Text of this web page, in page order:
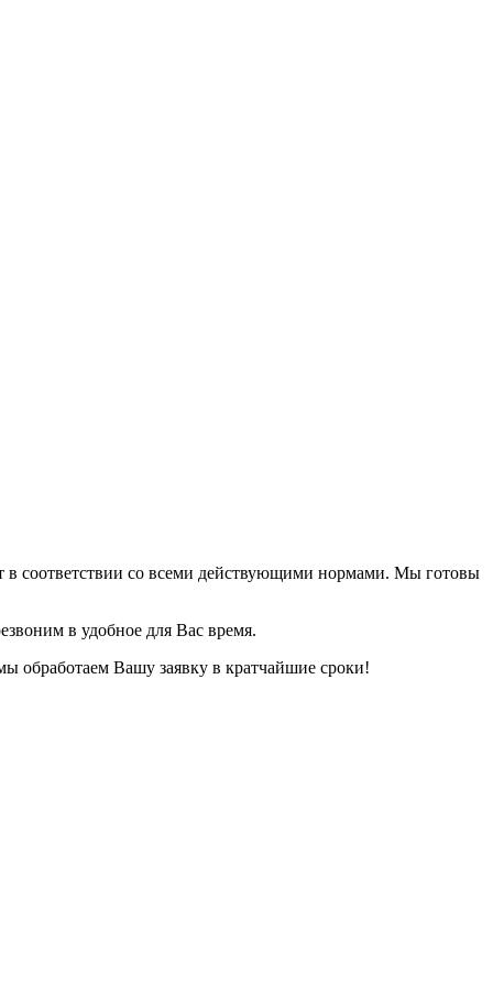
в соответствии со всеми действующими нормами. Мы готовы
в удобное для Вас время.
обработаем Вашу заявку в кратчайшие сроки!